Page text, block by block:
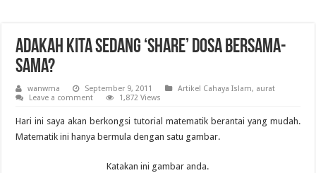
Adakah Kita Sedang ‘Share’ Dosa Bersama-
sama?
wanwma September 9, 2011 Artikel Cahaya Islam, aurat
Leave a comment
1,872 Views
Hari ini saya akan berkongsi tutorial matematik berantai yang mudah.
Matematik ini hanya bermula dengan satu gambar.
Katakan ini gambar anda.